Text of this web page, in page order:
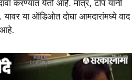
करण्यात येतो आहे. मात्र, टोपे यांनी
यावर या ऑडिओत दोघा आमदारांमध्ये वाद
आहे.